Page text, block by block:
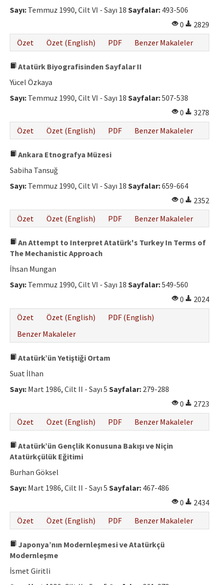
Sayı: Temmuz 1990, Cilt VI - Sayı 18 Sayfalar: 493-506
0
2829
Özet
Özet (English) PDF Benzer Makaleler
Atatürk Biyografisinden Sayfalar II
Yücel Özkaya
Sayı: Temmuz 1990, Cilt VI - Sayı 18 Sayfalar:507-538
0
3278
Özet
Özet (English) PDF Benzer Makaleler
Ankara Etnografya Müzesi
Sabiha Tansuğ
Sayı: Temmuz 1990, Cilt VI - Sayı 18 Sayfalar:659-664
0
2352
Özet
Özet (English) PDF Benzer Makaleler
An Attempt to Interpret Atatürk's Turkey In Terms of
The Mechanistic Approach
İhsan Mungan
Sayı: Temmuz 1990, Cilt VI - Sayı 18 Sayfalar:549-560
0
2024
Özet
Özet (English)
PDF (English)
Benzer Makaleler
Atatürk’ün Yetiştiği Ortam
Suat İlhan
Sayı: Mart 1986, Cilt II - Sayı 5 Sayfalar: 279-288
0
2723
Özet
Özet (English) PDF Benzer Makaleler
Atatürk’ün Gençlik Konusuna Bakışı ve Niçin
Atatürkçülük Eğitimi
Burhan Göksel
Sayı: Mart 1986, Cilt II - Sayı 5 Sayfalar: 467-486
0
2434
Özet
Özet (English) PDF Benzer Makaleler
Japonya’nın Modernleşmesi ve Atatürkçü
Modernleşme
İsmet Giritli